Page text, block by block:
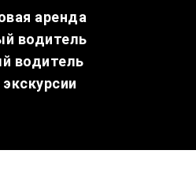
аренда
водитель
водитель